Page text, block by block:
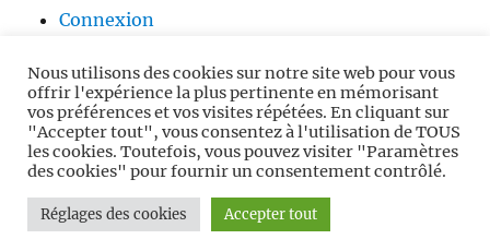
Connexion
Flux des commentaires
Site de WordPress-FR
Moulins à vent en Avesnois
Fièrement propulsé par
WordPress
Nous utilisons des cookies sur notre site web pour vous
offrir l'expérience la plus pertinente en mémorisant
vos préférences et vos visites répétées. En cliquant sur
"Accepter tout", vous consentez à l'utilisation de TOUS
les cookies. Toutefois, vous pouvez visiter "Paramètres
des cookies" pour fournir un consentement contrôlé.
Réglages des cookies Accepter tout